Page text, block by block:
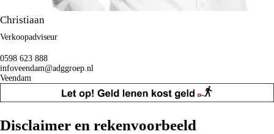
Christiaan
Verkoopadviseur
0598 623 888
infoveendam@adggroep.nl
Veendam
Disclaimer en rekenvoorbeeld